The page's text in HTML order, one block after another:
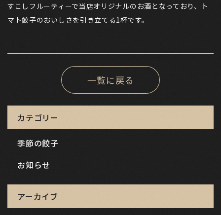
カテゴリー
季節の餃子
お知らせ
アーカイブ
すこしフルーティーで当店オリジナルのお酒となっており、ト
マト餃子のおいしさを引き立てる1杯です。
一覧に戻る